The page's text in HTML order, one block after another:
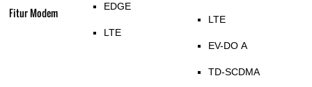
Fitur Modem EDGE
LTE
LTE
EV-DO A
TD-SCDMA